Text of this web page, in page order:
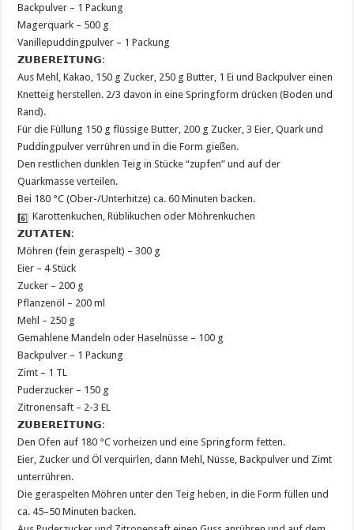
Backpulver – 1 Packung
Magerquark – 500 g
Vanillepuddingpulver – 1 Packung
𝗭𝗨𝗕𝗘𝗥𝗘𝗜𝗧𝗨𝗡𝗚:
Aus Mehl, Kakao, 150 g Zucker, 250 g Butter, 1 Ei und Backpulver einen
Knetteig herstellen. 2/3 davon in eine Springform drücken (Boden und
Rand).
Für die Füllung 150 g flüssige Butter, 200 g Zucker, 3 Eier, Quark und
Puddingpulver verrühren und in die Form gießen.
Den restlichen dunklen Teig in Stücke “zupfen” und auf der
Quarkmasse verteilen.
Bei 180 °C (Ober-/Unterhitze) ca. 60 Minuten backen.
Karottenkuchen, Rüblikuchen oder Möhrenkuchen
𝗭𝗨𝗧𝗔𝗧𝗘𝗡:
Möhren (fein geraspelt) – 300 g
Eier – 4 Stück
Zucker – 200 g
Pflanzenöl – 200 ml
Mehl – 250 g
Gemahlene Mandeln oder Haselnüsse – 100 g
Backpulver – 1 Packung
Zimt – 1 TL
Puderzucker – 150 g
Zitronensaft – 2-3 EL
𝗭𝗨𝗕𝗘𝗥𝗘𝗜𝗧𝗨𝗡𝗚:
Den Ofen auf 180 °C vorheizen und eine Springform fetten.
Eier, Zucker und Öl verquirlen, dann Mehl, Nüsse, Backpulver und Zimt
unterrühren.
Die geraspelten Möhren unter den Teig heben, in die Form füllen und
ca. 45–50 Minuten backen.